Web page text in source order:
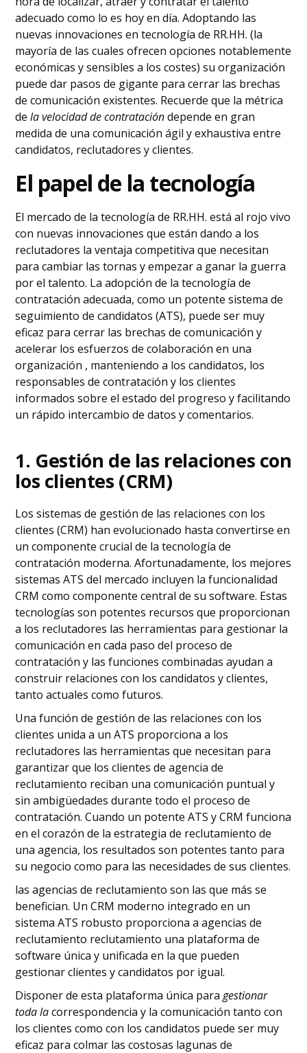
adecuado como lo es hoy en día. Adoptando las
nuevas innovaciones en tecnología de RR.HH. (la
mayoría de las cuales ofrecen opciones notablemente
económicas y sensibles a los costes) su organización
puede dar pasos de gigante para cerrar las brechas
de comunicación existentes. Recuerde que la métrica
dela velocidad de contratacióndepende en gran
medida de una comunicación ágil y exhaustiva entre
candidatos, reclutadores y clientes.
El papel de la tecnología
El mercado de la tecnología de RR.HH. está al rojo vivo
con nuevas innovaciones que están dando a los
reclutadores la ventaja competitiva que necesitan
para cambiar las tornas y empezar a ganar la guerra
por el talento. La adopción de la tecnología de
contratación adecuada, como un potente sistema de
seguimiento de candidatos (ATS), puede ser muy
eficaz para cerrar las brechas de comunicación y
acelerar los esfuerzos de colaboración en una
organización , manteniendo a los candidatos, los
responsables de contratación y los clientes
informados sobre el estado del progreso y facilitando
un rápido intercambio de datos y comentarios.
1. Gestión de las relaciones con
los clientes (CRM)
Los sistemas de gestión de las relaciones con los
clientes (CRM) han evolucionado hasta convertirse en
un componente crucial de la tecnología de
contratación moderna. Afortunadamente, los mejores
sistemas ATS del mercado incluyen la funcionalidad
CRM como componente central de su software. Estas
tecnologías son potentes recursos que proporcionan
a los reclutadores las herramientas para gestionar la
comunicación en cada paso del proceso de
contratación y las funciones combinadas ayudan a
construir relaciones con los candidatos y clientes,
tanto actuales como futuros.
Una función de gestión de las relaciones con los
clientes unida a un ATS proporciona a los
reclutadores las herramientas que necesitan para
garantizar que los clientes de agencia de
reclutamiento reciban una comunicación puntual y
sin ambigüedades durante todo el proceso de
contratación. Cuando un potente ATS y CRM funciona
en el corazón de la estrategia de reclutamiento de
una agencia, los resultados son potentes tanto para
su negocio como para las necesidades de sus clientes.
las agencias de reclutamiento son las que más se
benefician. Un CRM moderno integrado en un
sistema ATS robusto proporciona a agencias de
reclutamiento reclutamiento una plataforma de
software única y unificada en la que pueden
gestionar clientes y candidatos por igual.
Disponer de esta plataforma única paragestionar
toda lacorrespondencia y la comunicación tanto con
los clientes como con los candidatos puede ser muy
eficaz para colmar las costosas lagunas de